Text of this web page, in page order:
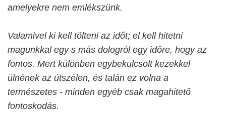
amelyekre nem emlékszünk.
Valamivel ki kell tölteni az időt; el kell hitetni
magunkkal egy s más dologról egy időre, hogy az
fontos. Mert különben egybekulcsolt kezekkel
ülnének az útszélen, és talán ez volna a
természetes - minden egyéb csak magahitető
fontoskodás.